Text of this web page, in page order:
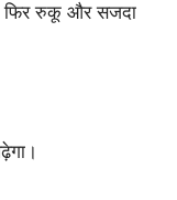
फिर रुकू और सजदा